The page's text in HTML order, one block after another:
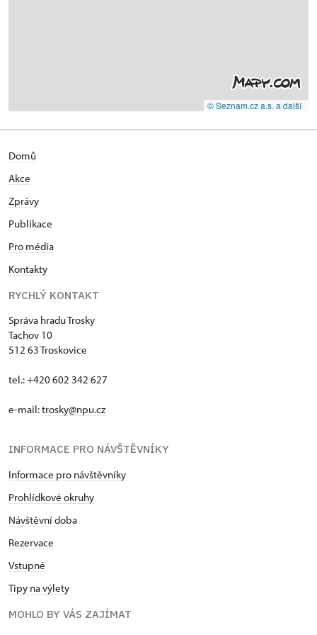
© Seznam.cz a.s. a další
Domů
Akce
Zprávy
Publikace
Pro média
Kontakty
RYCHLÝ KONTAKT
Správa hradu Trosky
Tachov 10
512 63 Troskovice
tel.: +420 602 342 627
e-mail:trosky@npu.cz
INFORMACE PRO NÁVŠTĚVNÍKY
Informace pro návštěvníky
Prohlídkové okruhy
Návštěvní doba
Rezervace
Vstupné
Tipy na výlety
MOHLO BY VÁS ZAJÍMAT